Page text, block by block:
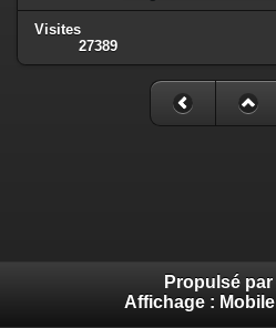
Visites
27389
Propulsé par
Affichage : Mobile